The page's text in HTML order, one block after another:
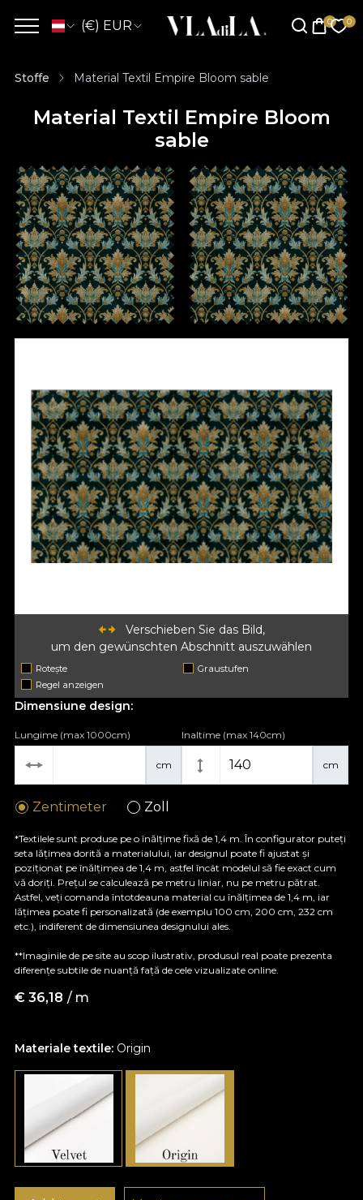
(€) EUR
Stoffe Material Textil Empire Bloom sable
Material Textil Empire Bloom
sable
Verschieben Sie das Bild,
um den gewünschten Abschnitt auszuwählen
Rotește
Graustufen
Regel anzeigen
Materiale textile: Origin
Dimensiune design:
cm
Lungime (max 1000cm)
cm
Inaltime (max 140cm)
Zentimeter Zoll
*Textilele sunt produse pe o înălțime fixă de 1,4 m. În configurator puteți
seta lățimea dorită a materialului, iar designul poate fi ajustat și
poziționat pe înălțimea de 1,4 m, astfel încât modelul să fie exact cum
vă doriți. Prețul se calculează pe metru liniar, nu pe metru pătrat.
Astfel, veți comanda întotdeauna material cu înălțimea de 1,4 m, iar
lățimea poate fi personalizată (de exemplu 100 cm, 200 cm, 232 cm
etc.), indiferent de dimensiunea designului ales.
**Imaginile de pe site au scop ilustrativ, produsul real poate prezenta
diferențe subtile de nuanță față de cele vizualizate online.
€ 36,18 / m